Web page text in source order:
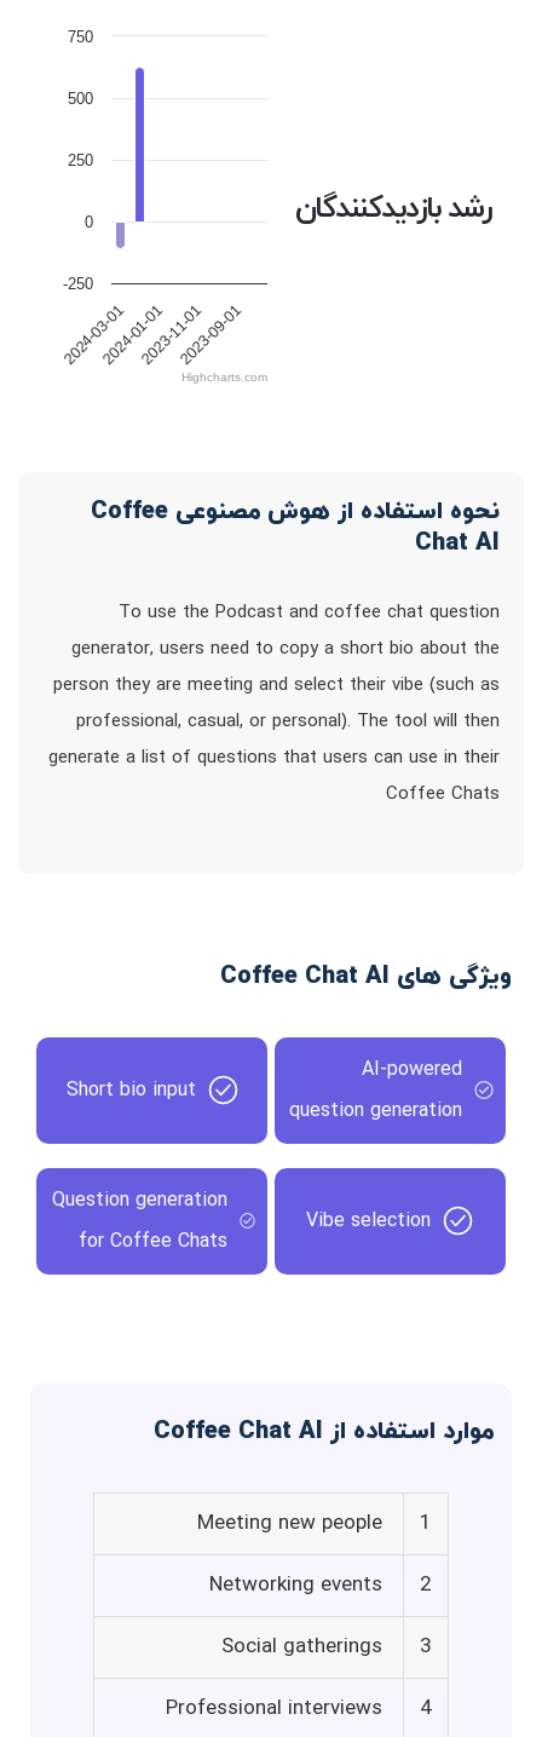
رشد بازدیدکنندگان
2024-03-012024-01-012023-11-012023-09-01
-250
0
250
500
750
Highcharts.com
نحوه استفاده از هوش مصنوعی Coffee
Chat AI
To use the Podcast and coffee chat question
generator, users need to copy a short bio about the
person they are meeting and select their vibe (such as
professional, casual, or personal). The tool will then
generate a list of questions that users can use in their
Coffee Chats
ویژگی های Coffee Chat AI
AI-powered
question generation
Short bio input
Vibe selection
Question generation
for Coffee Chats
موارد استفاده از Coffee Chat AI
1
Meeting new people
2
Networking events
3
Social gatherings
4
Professional interviews